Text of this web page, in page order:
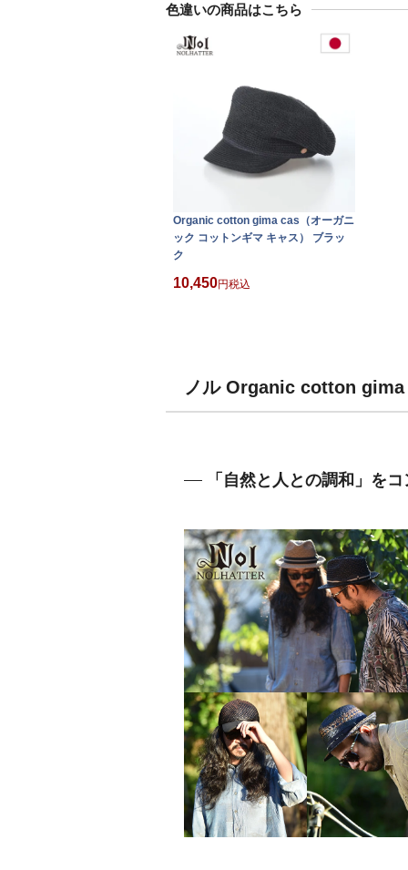
色違いの商品はこちら
Organic cotton gima cas（オーガニ
ック コットンギマ キャス） ブラッ
ク
10,450 税込
ノル Organic cotton
「自然と人との調和」を